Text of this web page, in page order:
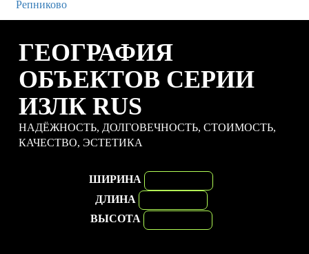
ГЕОГРАФИЯ
ОБЪЕКТОВ СЕРИИ
ИЗЛК RUS
НАДЁЖНОСТЬ, ДОЛГОВЕЧНОСТЬ, СТОИМОСТЬ,
КАЧЕСТВО, ЭСТЕТИКА
ШИРИНА
ДЛИНА
ВЫСОТА